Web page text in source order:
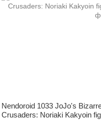
Nendoroid 1033 JoJo's
Crusaders: Noriaki Kakyoin